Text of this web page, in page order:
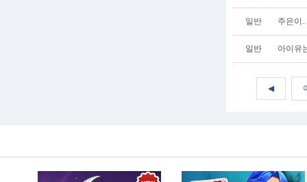
일반 주은이
일반 아이유
◀